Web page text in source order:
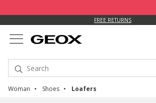
FREE RETURNS
Woman Shoes Loafers